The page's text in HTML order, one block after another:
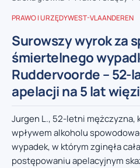
PRAWO I URZĘDYWEST-VLAANDEREN
Surowszy wyrok za
śmiertelnego
Ruddervoorde – 52-
apelacji na 5 lat
Jurgen L., 52-letni mężczyzna,
wpływem alkoholu
wypadek, w którym zginęła
postępowaniu apelacyjnym